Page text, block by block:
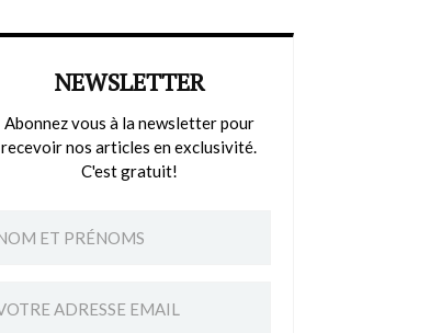
NEWSLETTER
Abonnez vous à la newsletter pour
recevoir nos articles en exclusivité.
C'est gratuit!